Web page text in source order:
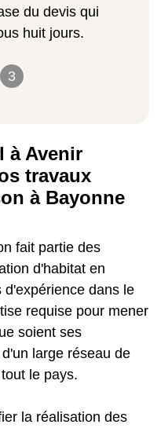
3
du devis qui
huit jours.
à Avenir
travaux
à Bayonne
fait partie des
d'habitat en
d'expérience dans le
requise pour mener
soient ses
large réseau de
le pays.
la réalisation des